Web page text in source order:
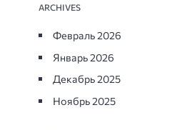
ARCHIVES
Февраль 2026
Январь 2026
Декабрь 2025
Ноябрь 2025